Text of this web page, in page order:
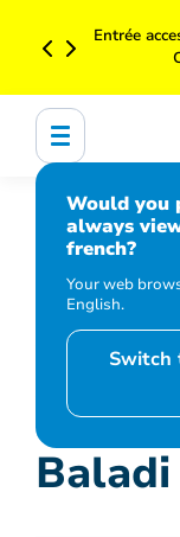
Entrée
Would you
always
french?
Your web
English.
Switch
Accueil
Programmation et
et activités